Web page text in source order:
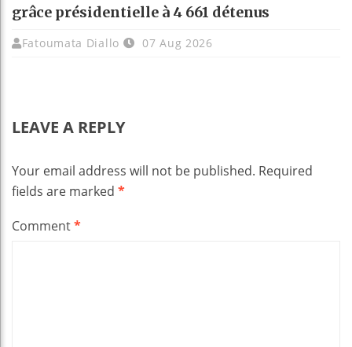
grâce présidentielle à 4 661 détenus
Fatoumata Diallo 07 Aug 2026
LEAVE A REPLY
Your email address will not be published. Required
fields are marked *
Comment*